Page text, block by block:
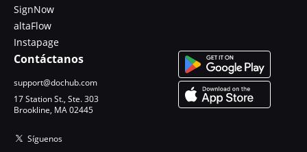
SignNow
altaFlow
Instapage
Contáctanos
support@dochub.com
17 Station St., Ste. 303
Brookline, MA 02445
Síguenos